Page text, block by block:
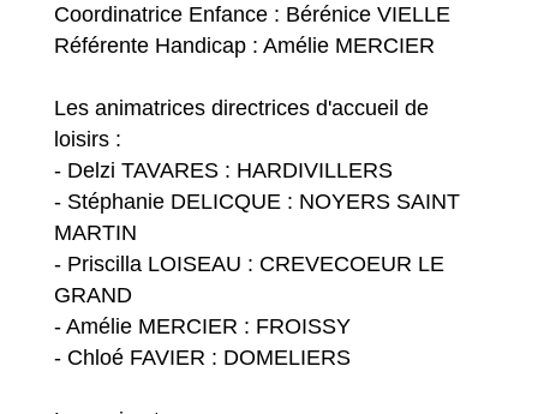
Coordinatrice Enfance : Bérénice VIELLE
Référente Handicap : Amélie MERCIER
Les animatrices directrices d'accueil de
loisirs :
- Delzi TAVARES : HARDIVILLERS
- Stéphanie DELICQUE : NOYERS SAINT
MARTIN
- Priscilla LOISEAU : CREVECOEUR LE
GRAND
- Amélie MERCIER : FROISSY
- Chloé FAVIER : DOMELIERS